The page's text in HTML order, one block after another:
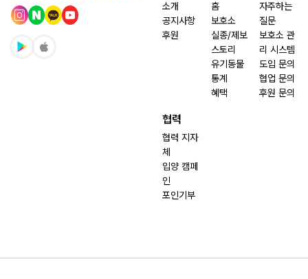
소개
공지사항
후원
홈
보호소
실종/제보
스토리
유기동물
통계
혜택
자주하는
질문
보호소 관
리 시스템
도입 문의
협업 문의
후원 문의
협력
협력 지자
체
입양 캠페
인
포인기부